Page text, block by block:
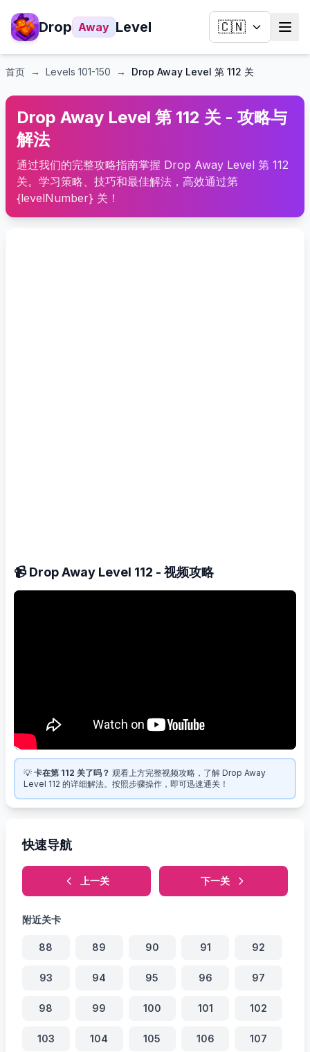
Drop Away Level 🇨🇳
首页 → Levels 101-150 → Drop Away Level 第 112 关
Drop Away Level 第 112 关 - 攻略与
解法
通过我们的完整攻略指南掌握 Drop Away Level 第 112
关。学习策略、技巧和最佳解法，高效通过第
{levelNumber} 关！
📹 Drop Away Level 112 - 视频攻略
💡 卡在第 112 关了吗？ 观看上方完整视频攻略，了解 Drop Away
Level 112 的详细解法。按照步骤操作，即可迅速通关！
快速导航
上一关 下一关
附近关卡
88 89 90 91 92
93 94 95 96 97
98 99 100 101 102
103 104 105 106 107